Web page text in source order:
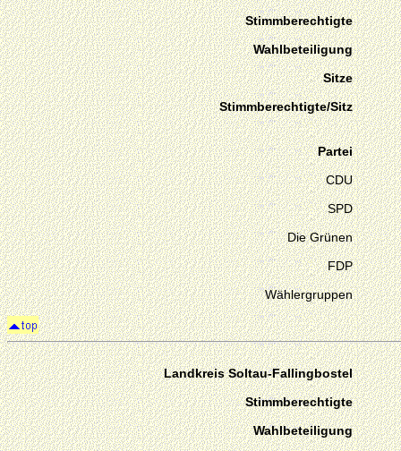
Stimmberechtigte
Wahlbeteiligung
Sitze
Stimmberechtigte/Sitz
Partei
CDU
SPD
Die Grünen
FDP
Wählergruppen
Landkreis Soltau-Fallingbostel
Stimmberechtigte
Wahlbeteiligung